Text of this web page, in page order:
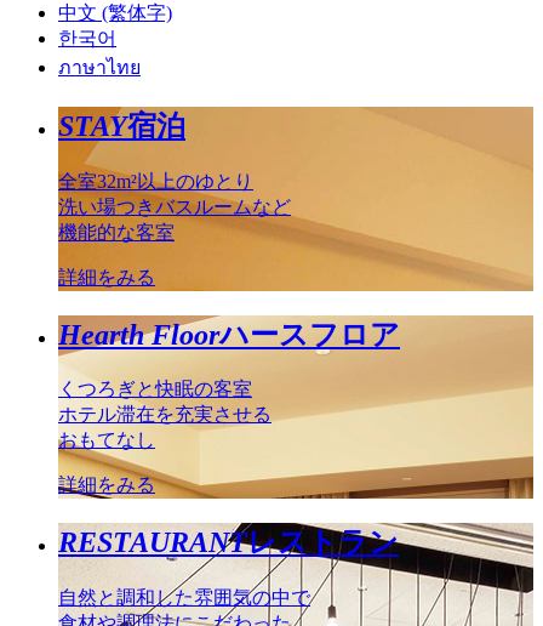
中文 (繁体字)
한국어
ภาษาไทย
STAY宿泊
全室32m²以上のゆとり
洗い場つきバスルームなど
機能的な客室
詳細をみる
Hearth Floorハースフロア
くつろぎと快眠の客室
ホテル滞在を充実させる
おもてなし
詳細をみる
RESTAURANTレストラン
自然と調和した雰囲気の中で